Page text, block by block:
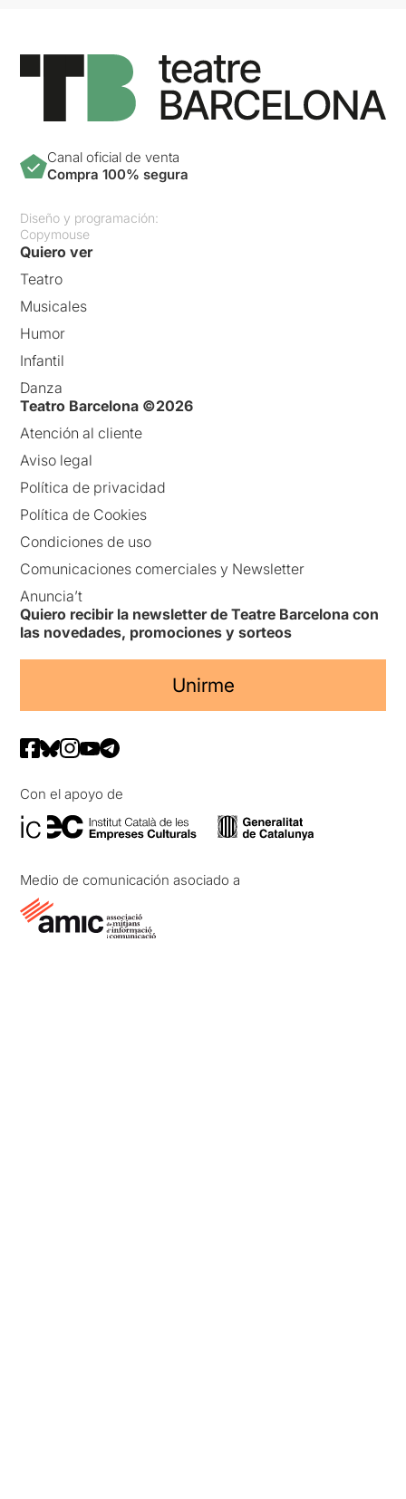
Canal oficial de venta
Compra 100% segura
Diseño y programación:
Copymouse
Quiero ver
Teatro
Musicales
Humor
Infantil
Danza
Teatro Barcelona ©2026
Atención al cliente
Aviso legal
Política de privacidad
Política de Cookies
Condiciones de uso
Comunicaciones comerciales y Newsletter
Anuncia’t
Quiero recibir la newsletter de Teatre Barcelona con
las novedades, promociones y sorteos
Unirme
Con el apoyo de
Medio de comunicación asociado a